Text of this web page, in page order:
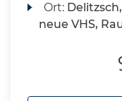
Ort:
neue VHS,